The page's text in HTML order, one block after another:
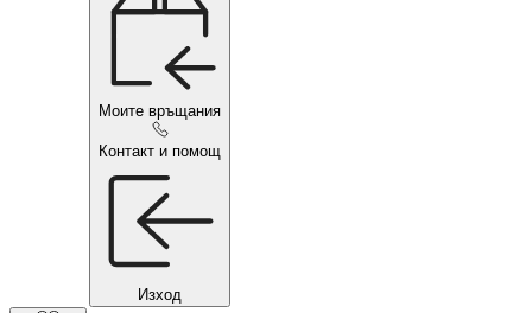
Моите връщания
Контакт и помощ
Изход